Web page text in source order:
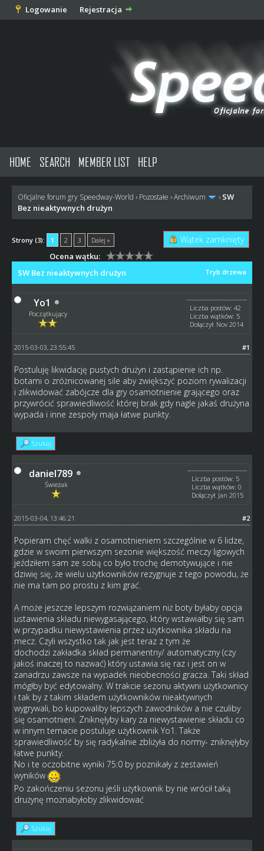
Logowanie Rejestracja
HOME SEARCH MEMBER LIST HELP
Oficjalne forum gry Speedway-World › Pozostałe ›Archiwum › SW
Bez nieaktywnych drużyn
Strony (3): 1 2 3 Dalej » Wątek zamknięty
Ocena wątku:
Tryb drzewa
SW Bez nieaktywnych drużyn
Yo1
Początkujący
Liczba postów: 42
Liczba wątków: 5
Dołączył: Nov 2014
#1
2015-03-03, 23:55:45
Postuluję likwidację pustych drużyn i zastąpienie ich np.
botami o zróżnicowanej sile aby zwiększyć poziom rywalizacji
i zlikwidować zabójcze dla gry osamotnienie grającego oraz
przywrócić sprawiedliwość której brak gdy nagle jakaś drużyna
wypada i inne zespoły maja łatwe punkty.
Szukaj
daniel789
Świeżak
Liczba postów: 5
Liczba wątków: 0
Dołączył: Jan 2015
#2
2015-03-04, 13:46:21
Popieram chęć walki z osamotnieniem szczególnie w 6 lidze,
gdzie w swoim pierwszym sezonie większość meczy ligowych
jeździłem sam ze sobą co było trochę demotywujące i nie
dziwię się, że wielu użytkowników rezygnuje z tego powodu, że
nie ma tam po prostu z kim grać.
A może jeszcze lepszym rozwiązaniem niż boty byłaby opcja
ustawienia składu niewygasającego, który wstawiałby się sam
w przypadku niewystawienia przez użytkownika składu na
mecz. Czyli wszystko tak jak jest teraz z tym że
dochodzi zakładka skład permanentny/ automatyczny (czy
jakoś inaczej to nazwać) który ustawia się raz i jest on w
zanadrzu zawsze na wypadek nieobecności gracza. Taki skład
mógłby być edytowalny. W trakcie sezonu aktywni użytkownicy
i tak by z takim składem użytkowników nieaktywnych
wygrywali, bo kupowaliby lepszych zawodników a nie czuliby
się osamotnieni. Zniknęłyby kary za niewystawienie składu co
w innym temacie postuluje użytkownik Yo1. Także
sprawiedliwość by się radykalnie zbliżyła do normy- zniknęłyby
łatwe punkty.
No i te oczobitne wyniki 75:0 by poznikały z zestawień
wyników
Po zakończeniu sezonu jeśli użytkownik by nie wrócił taką
drużynę możnabyłoby zlikwidować
Szukaj